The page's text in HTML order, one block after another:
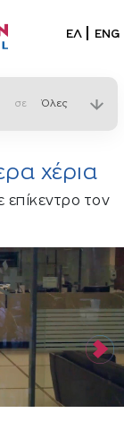
ΕΛ ENG
σε
χέρια
τον